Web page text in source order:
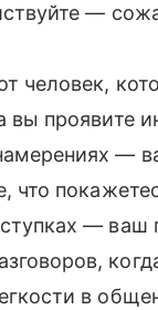
—
человек,
вы проявите
—
что
— ваш
в